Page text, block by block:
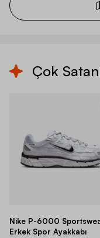
Çok
Nike P-6000
Erkek Spor Ayakkabı